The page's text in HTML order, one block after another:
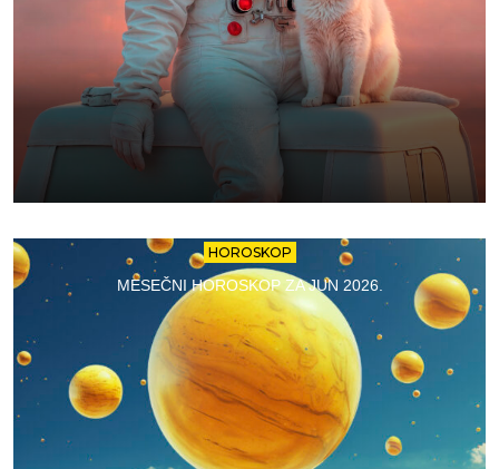
HOROSKOP
MESEČNI HOROSKOP ZA JUN 2026.